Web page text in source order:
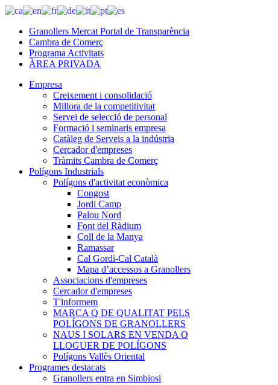
Granollers Mercat Portal de Transparència
Cambra de Comerç
Programa Activitats
ÀREA PRIVADA
Empresa
Creixement i consolidació
Millora de la competitivitat
Servei de selecció de personal
Formació i seminaris empresa
Catàleg de Serveis a la indústria
Cercador d'empreses
Tràmits Cambra de Comerç
Polígons Industrials
Polígons d'activitat econòmica
Congost
Jordi Camp
Palou Nord
Font del Ràdium
Coll de la Manya
Ramassar
Cal Gordi-Cal Català
Mapa d’accessos a Granollers
Associacions d'empreses
Cercador d'empreses
T'informem
MARCA Q DE QUALITAT PELS
POLÍGONS DE GRANOLLERS
NAUS I SOLARS EN VENDA O
LLOGUER DE POLÍGONS
Polígons Vallès Oriental
Programes destacats
Granollers entra en Simbiosi